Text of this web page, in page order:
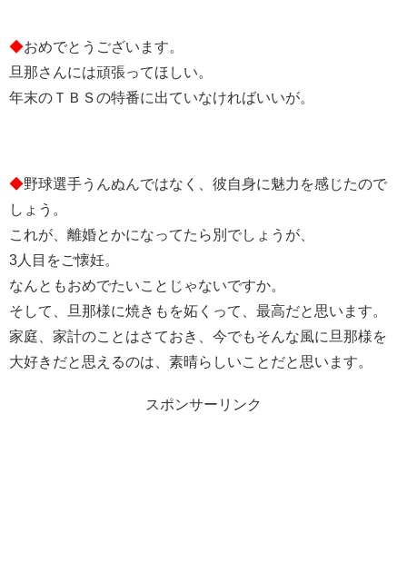
◆おめでとうございます。
旦那さんには頑張ってほしい。
年末のＴＢＳの特番に出ていなければいいが。
◆野球選手うんぬんではなく、彼自身に魅力を感じたので
しょう。
これが、離婚とかになってたら別でしょうが、
3人目をご懐妊。
なんともおめでたいことじゃないですか。
そして、旦那様に焼きもを妬くって、最高だと思います。
家庭、家計のことはさておき、今でもそんな風に旦那様を
大好きだと思えるのは、素晴らしいことだと思います。
スポンサーリンク